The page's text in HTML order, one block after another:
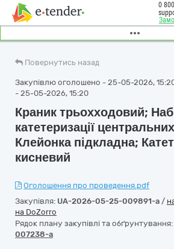
0
Повернутись назад
Закупівлю оголошено - 25-05-2026,
- 25-05-2026, 15:20
Краник трьохходовий;
катетеризації
Клейонка підкладна;
кисневий
Оголошення про проведення.pdf
Закупівля: UA-2026-05-25-009891-a /
на DoZorro
Рядок плану закупівлі та обґрунтування:
007238-a